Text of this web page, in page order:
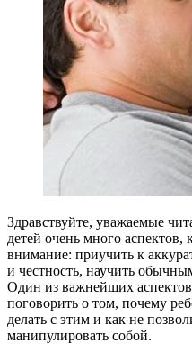
Здравствуйте, уважаемые
детей очень много аспектов,
внимание: приучить к
и честность, научить
Один из важнейших
поговорить о том, почему
делать с этим и как не
манипулировать собой.